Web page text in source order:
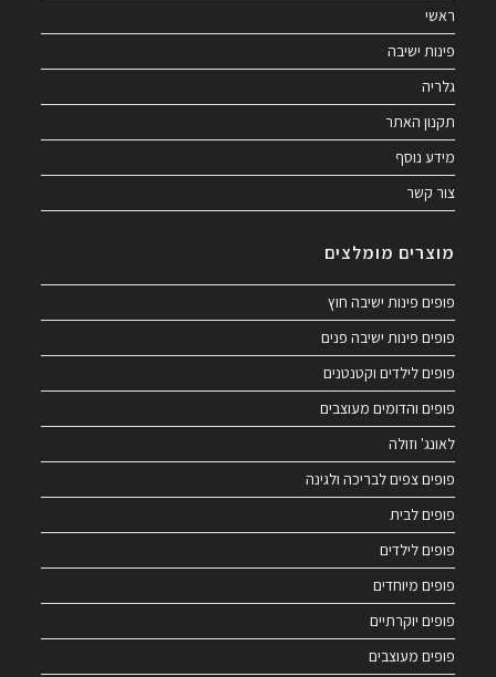
ראשי
פינות ישיבה
גלריה
תקנון האתר
מידע נוסף
צור קשר
מוצרים מומלצים
פופים פינות ישיבה חוץ
פופים פינות ישיבה פנים
פופים לילדים וקטנטנים
פופים והדומים מעוצבים
לאונג' וזולה
פופים צפים לבריכה ולגינה
פופים לבית
פופים לילדים
פופים מיוחדים
פופים יוקרתיים
פופים מעוצבים